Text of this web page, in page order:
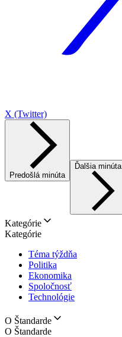
X (Twitter)
Predošlá minúta
Ďalšia minúta
Kategórie
Kategórie
Téma týždňa
Politika
Ekonomika
Spoločnosť
Technológie
O Štandarde
O Štandarde